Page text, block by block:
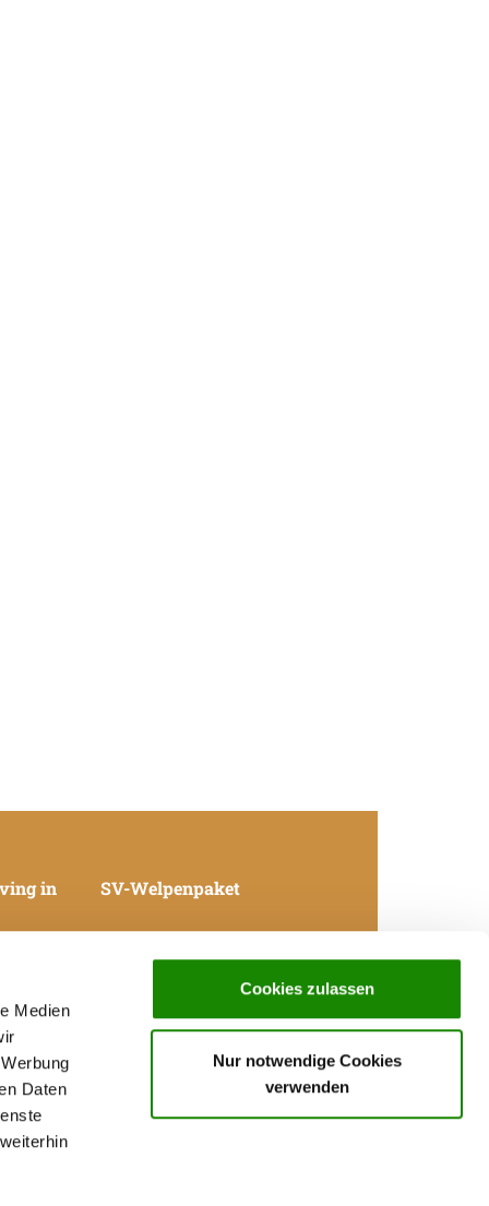
Medien
Daten
Cookies zulassen
Nur notwendige Cookies
verwenden
in SV-Welpenpaket
Data Privacy declaration